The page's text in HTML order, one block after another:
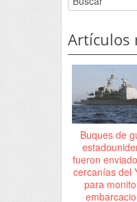
Artículos
Buques de
fueron
cercanías del
para